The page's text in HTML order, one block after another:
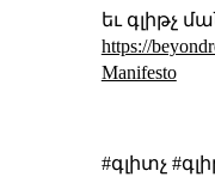
եւ գլիթչ
https://
Manifesto
#գլիտչ